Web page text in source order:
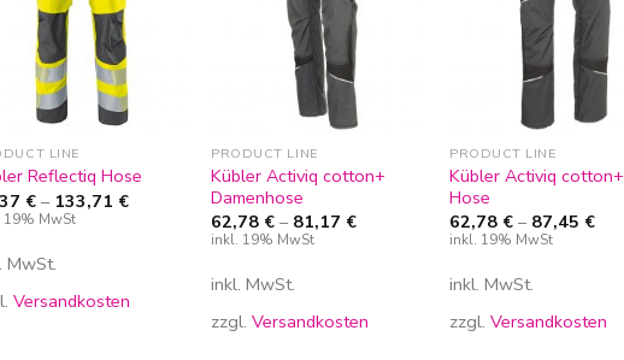
LINE
Reflectiq Hose
€ – 133,71 €
19% MwSt
MwSt.
Versandkosten
PRODUCT LINE
Kübler Activiq cotton+
Damenhose
62,78 € – 81,17 €
inkl. 19% MwSt
inkl. MwSt.
zzgl.Versandkosten
PRODUCT LINE
Kübler Activiq cotton+
Hose
62,78 € – 87,45 €
inkl. 19% MwSt
inkl. MwSt.
zzgl.Versandkosten